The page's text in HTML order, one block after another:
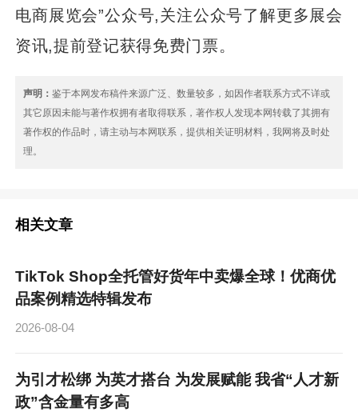
电商展览会”公众号,关注公众号了解更多展会
资讯,提前登记获得免费门票。
声明：鉴于本网发布稿件来源广泛、数量较多，如因作者联系方式不详或
其它原因未能与著作权拥有者取得联系，著作权人发现本网转载了其拥有
著作权的作品时，请主动与本网联系，提供相关证明材料，我网将及时处
理。
相关文章
TikTok Shop全托管好货年中卖爆全球！优商优
品案例精选特辑发布
2026-08-04
为引才松绑 为英才搭台 为发展赋能 我省“人才新
政”含金量有多高